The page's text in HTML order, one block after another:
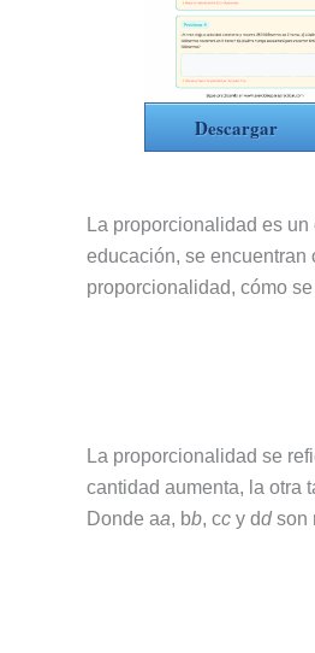
Descargar
La proporcionalidad es
educación, se encuentran
proporcionalidad, cómo
La proporcionalidad se
cantidad aumenta, la otra
Donde aa, bb, cc y ddson